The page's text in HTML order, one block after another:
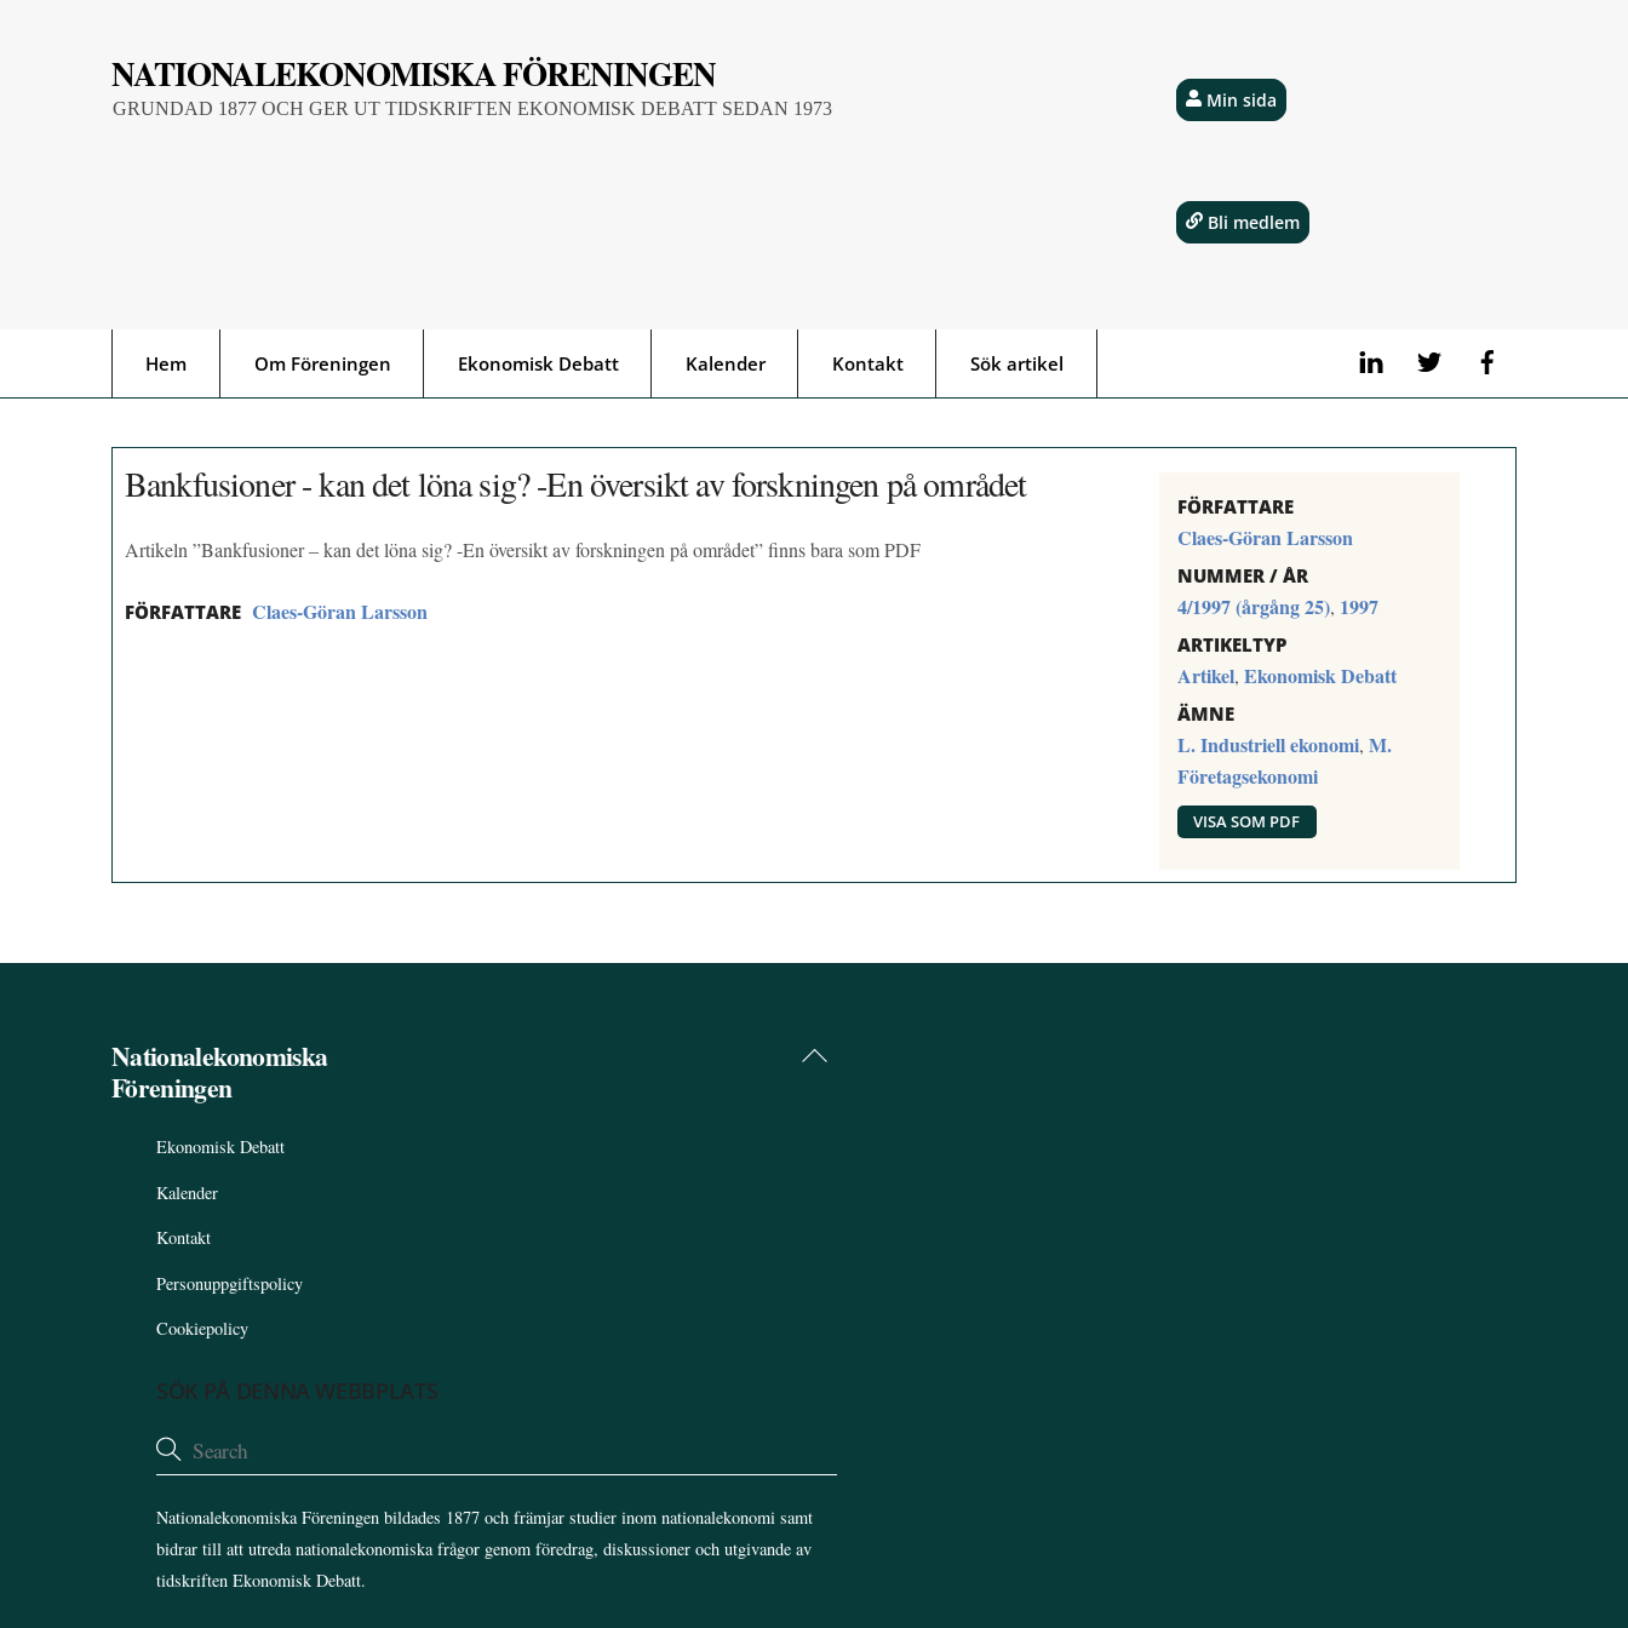
NATIONALEKONOMISKA FÖRENINGEN
GRUNDAD 1877 OCH GER UT TIDSKRIFTEN EKONOMISK DEBATT SEDAN 1973
LinkedIn Twitter
Hem Om Föreningen Ekonomisk Debatt Kalender Kontakt Sök artikel
Min sida
Bli medlem
Bankfusioner - kan det löna sig? -En översikt av forskningen på området
Artikeln ”Bankfusioner – kan det löna sig? -En översikt av forskningen på området” finns bara som PDF
FÖRFATTARE Claes-Göran Larsson
FÖRFATTARE
Claes-Göran Larsson
NUMMER / ÅR
4/1997 (årgång 25), 1997
ARTIKELTYP
Artikel, Ekonomisk Debatt
ÄMNE
L. Industriell ekonomi, M.
Företagsekonomi
VISA SOM PDF
Back
Nationalekonomiska
Föreningen
Ekonomisk Debatt
Kalender
Kontakt
Personuppgiftspolicy
Cookiepolicy
SÖK PÅ DENNA WEBBPLATS
Nationalekonomiska Föreningen bildades 1877 och främjar studier inom nationalekonomi samt
bidrar till att utreda nationalekonomiska frågor genom föredrag, diskussioner och utgivande av
tidskriften Ekonomisk Debatt.